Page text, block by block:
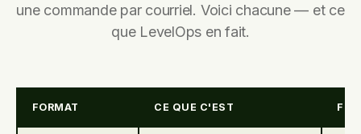
une commande par courriel. Voici chacune — et ce
que LevelOps en fait.
FORMAT CE QUE C'EST